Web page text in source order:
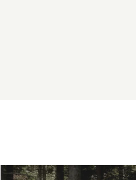
Bildergalerie